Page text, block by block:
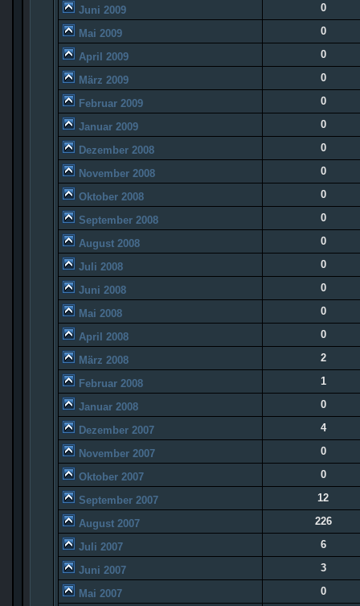
Juni 2009 0
Mai 2009 0
April 2009 0
März 2009 0
Februar 2009 0
Januar 2009 0
Dezember 2008 0
November 2008 0
Oktober 2008 0
September 2008 0
August 2008 0
Juli 2008 0
Juni 2008 0
Mai 2008 0
April 2008 0
März 2008 2
Februar 2008 1
Januar 2008 0
Dezember 2007 4
November 2007 0
Oktober 2007 0
September 2007 12
August 2007 226
Juli 2007 6
Juni 2007 3
Mai 2007 0